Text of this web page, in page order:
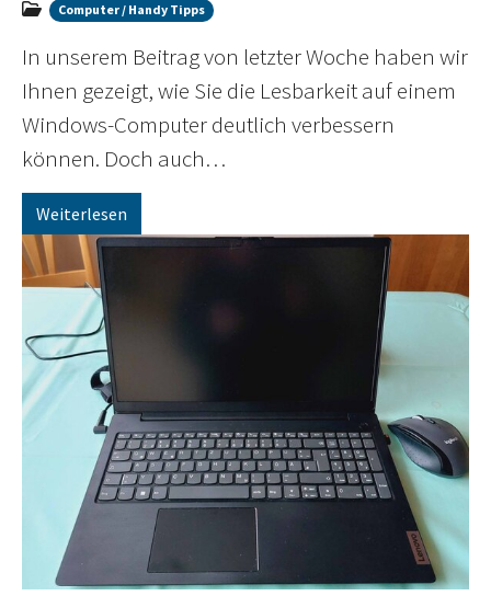
Computer / Handy Tipps
In unserem Beitrag von letzter Woche haben wir
Ihnen gezeigt, wie Sie die Lesbarkeit auf einem
Windows-Computer deutlich verbessern
können. Doch auch…
Weiterlesen